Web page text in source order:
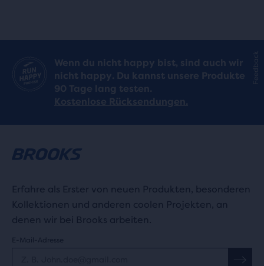
Wenn du nicht happy bist, sind auch wir
nicht happy. Du kannst unsere Produkte
90 Tage lang testen.
Kostenlose Rücksendungen.
Erfahre als Erster von neuen Produkten, besonderen
Kollektionen und anderen coolen Projekten, an
denen wir bei Brooks arbeiten.
E-Mail-Adresse
Feedback